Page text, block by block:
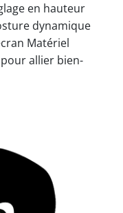
en hauteur
dynamique
Matériel
allier bien-